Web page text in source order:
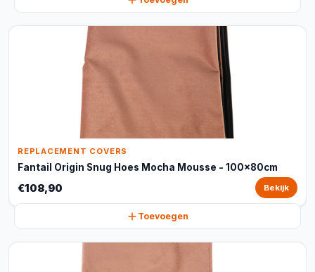
REPLACEMENT COVERS
Fantail Origin Snug Hoes Mocha Mousse - 100x80cm
€108,90 Bekijk
Toevoegen